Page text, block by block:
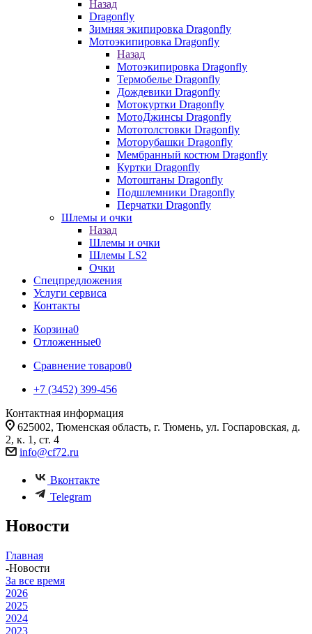
Назад
Dragonfly
Зимняя экипировка Dragonfly
Мотоэкипировка Dragonfly
Назад
Мотоэкипировка Dragonfly
Термобелье Dragonfly
Дождевики Dragonfly
Мотокуртки Dragonfly
МотоДжинсы Dragonfly
Мототолстовки Dragonfly
Моторубашки Dragonfly
Мембранный костюм Dragonfly
Куртки Dragonfly
Мотоштаны Dragonfly
Подшлемники Dragonfly
Перчатки Dragonfly
Шлемы и очки
Назад
Шлемы и очки
Шлемы LS2
Очки
Спецпредложения
Услуги сервиса
Контакты
Корзина0
Отложенные0
Сравнение товаров0
+7 (3452) 399-456
Контактная информация
625002, Тюменская область, г. Тюмень, ул. Госпаровская, д.
2, к. 1, ст. 4
info@cf72.ru
Вконтакте
Telegram
Новости
Главная
-Новости
За все время
2026
2025
2024
2023